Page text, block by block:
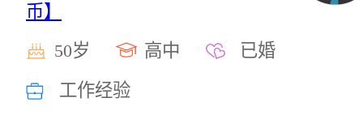
币】
50岁
高中
已婚
工作经验